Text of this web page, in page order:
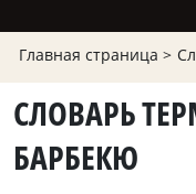
Главная страница >
СЛОВАРЬ
БАРБЕКЮ